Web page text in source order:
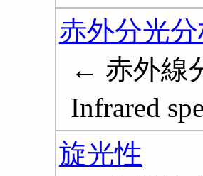
赤外分光
← 赤外線
Infrared
旋光性